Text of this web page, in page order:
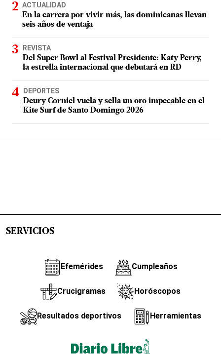
ACTUALIDAD
En la carrera por vivir más, las dominicanas llevan
seis años de ventaja
REVISTA
Del Super Bowl al Festival Presidente: Katy Perry,
la estrella internacional que debutará en RD
DEPORTES
Deury Corniel vuela y sella un oro impecable en el
Kite Surf de Santo Domingo 2026
SERVICIOS
Efemérides Cumpleaños
Crucigramas Horóscopos
Resultados deportivos Herramientas